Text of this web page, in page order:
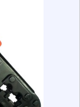
por
mais. Nossos
de alta
para
e precisão.